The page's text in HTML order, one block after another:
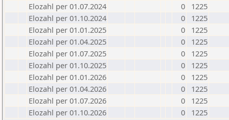
Elozahl per 01.07.2024
0
1225
Elozahl per 01.10.2024
0
1225
Elozahl per 01.01.2025
0
1225
Elozahl per 01.04.2025
0
1225
Elozahl per 01.07.2025
0
1225
Elozahl per 01.10.2025
0
1225
Elozahl per 01.01.2026
0
1225
Elozahl per 01.04.2026
0
1225
Elozahl per 01.07.2026
0
1225
Elozahl per 01.10.2026
0 1225